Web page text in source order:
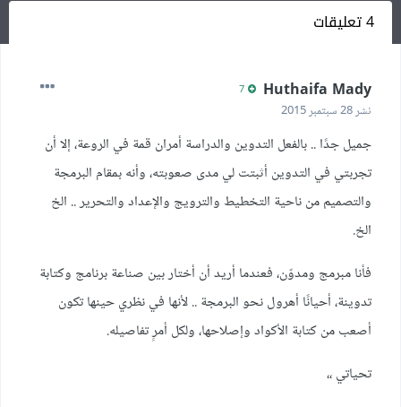
4 تعليقات
Huthaifa Mady
نشر28 سبتمبر 2015
جميل جدًا .. بالفعل التدوين والدراسة أمران قمة في الروعة، إلا أن
تجربتي في التدوين أثبتت لي مدى صعوبته، وأنه بمقام البرمجة
والتصميم من ناحية التخطيط والترويج والإعداد والتحرير .. الخ
الخ.
فأنا مبرمج ومدوّن، فعندما أريد أن أختار بين صناعة برنامج وكتابة
تدوينة، أحيانًا أهرول نحو البرمجة .. لأنها في نظري حينها تكون
أصعب من كتابة الأكواد وإصلاحها، ولكل أمرٍ تفاصيله.
تحياتي ،،